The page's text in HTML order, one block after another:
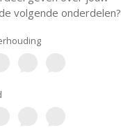
volgende onderdelen?